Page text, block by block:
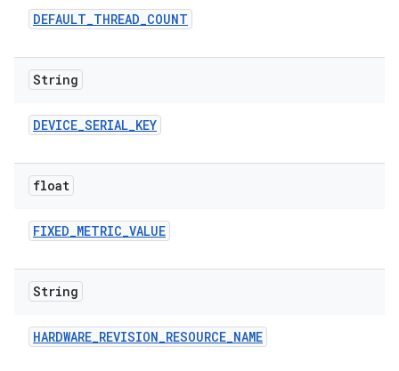
DEFAULT_THREAD_COUNT
String
DEVICE_SERIAL_KEY
float
FIXED_METRIC_VALUE
String
HARDWARE_REVISION_RESOURCE_NAME